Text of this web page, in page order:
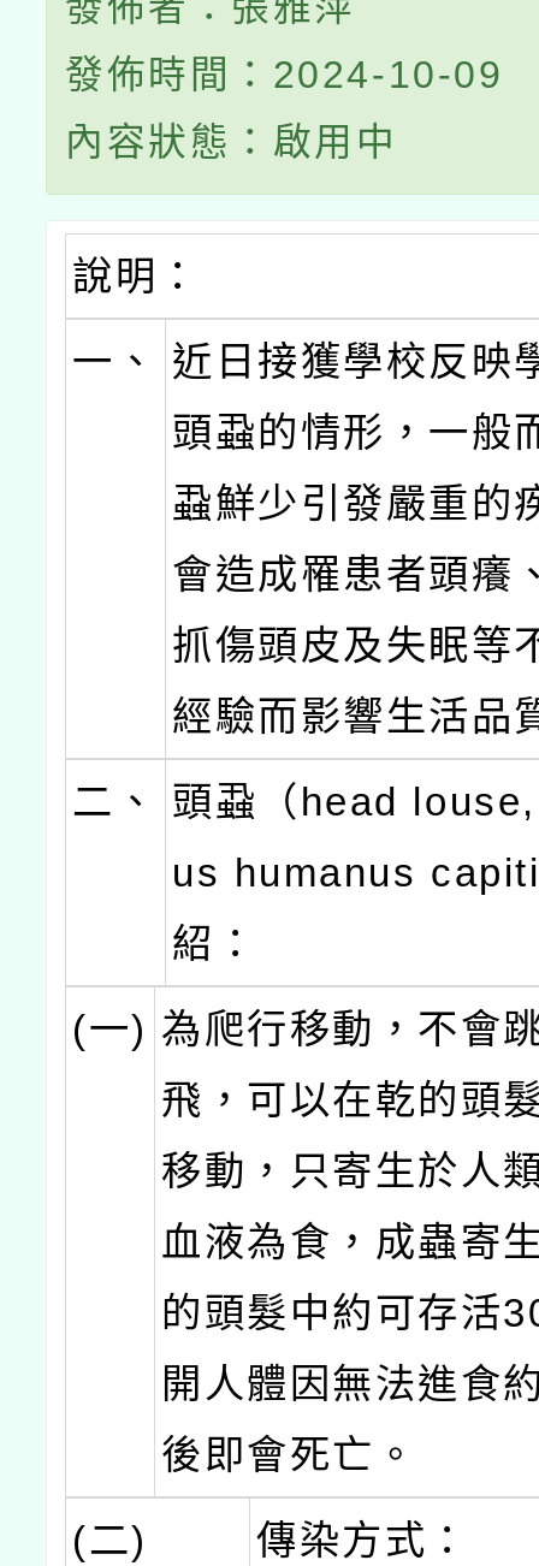
發佈時間：2024-10-09
內容狀態：啟用中
說明：
一、
近日接獲學校反映
頭蝨的情形，一般
蝨鮮少引發嚴重的
會造成罹患者頭癢
抓傷頭皮及失眠等
經驗而影響生活品
二、
頭蝨（head
us humanus
紹：
(一) 為爬行移動，不會
飛，可以在乾的頭
移動，只寄生於人
血液為食，成蟲寄
的頭髮中約可存活
開人體因無法進食
後即會死亡。
(二)
傳染方式：